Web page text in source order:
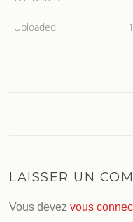
Uploaded
LAISSER UN
Vous devezvous